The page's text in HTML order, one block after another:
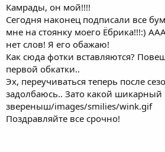
а
Камрады, он мой!!!!
Сегодня наконец подписали все
мне на стоянку моего Ёбрика!!!:)
нет слов! Я его обажаю!
Как сюда фотки вставляются?
первой обкатки..
Эх, переучиваться теперь после
задолбаюсь.. Зато какой шикарный
звереныш/images/smilies/wink.gif
Поздравляйте все срочно!